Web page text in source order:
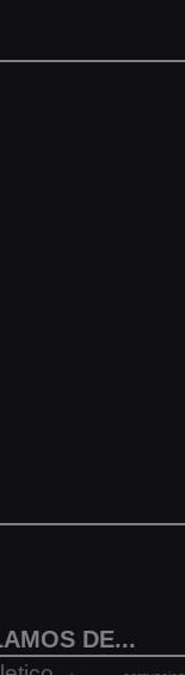
DE...